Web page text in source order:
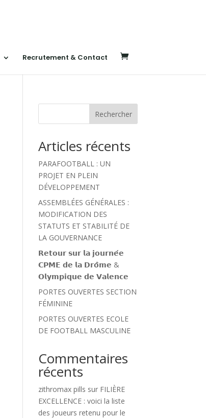
Recrutement & Contact
Rechercher
Articles récents
PARAFOOTBALL : UN
PROJET EN PLEIN
DÉVELOPPEMENT
ASSEMBLÉES GÉNÉRALES :
MODIFICATION DES
STATUTS ET STABILITÉ DE
LA GOUVERNANCE
𝗥𝗲𝘁𝗼𝘂𝗿 𝘀𝘂𝗿 𝗹𝗮 𝗷𝗼𝘂𝗿𝗻𝗲́𝗲
𝗖𝗣𝗠𝗘 𝗱𝗲 𝗹𝗮 𝗗𝗿𝗼̂𝗺𝗲 &
𝗢𝗹𝘆𝗺𝗽𝗶𝗾𝘂𝗲 𝗱𝗲 𝗩𝗮𝗹𝗲𝗻𝗰𝗲
PORTES OUVERTES SECTION
FÉMININE
PORTES OUVERTES ECOLE
DE FOOTBALL MASCULINE
Commentaires
récents
zithromax pills sur FILIÈRE
EXCELLENCE : voici la liste
des joueurs retenu pour le